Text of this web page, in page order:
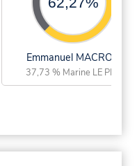
Emmanuel MACRON
37,73 % Marine LE PEN